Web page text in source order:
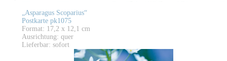
„Asparagus Scoparius“
Postkarte pk1075
Format: 17,2 x 12,1 cm
Ausrichtung: quer
Lieferbar: sofort